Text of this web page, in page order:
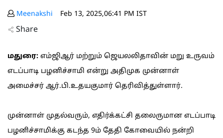
Meenakshi Feb 13, 2025,06:41 PM IST
Share
மதுரை: எம்ஜிஆர் மற்றும் ஜெயலலிதாவின் மறு உருவம்
எடப்பாடி பழனிச்சாமி என்று அதிமுக முன்னாள்
அமைச்சர் ஆர்.பி.உதயகுமார் தெரிவித்துள்ளார்.
முன்னாள் முதல்வரும், எதிர்க்கட்சி தலைருமான எடப்பாடி
பழனிச்சாமிக்கு கடந்த 9ம் தேதி கோவையில் நன்றி